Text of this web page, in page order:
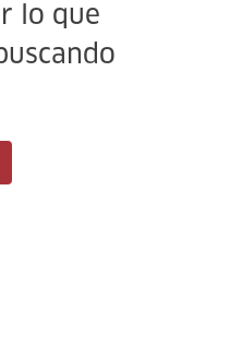
lo que